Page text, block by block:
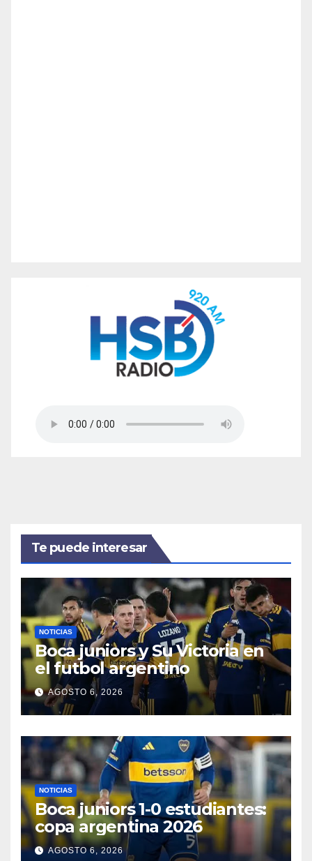
Te puede interesar
NOTICIAS
Boca juniors y Su Victoria en
el futbol argentino
AGOSTO 6, 2026
NOTICIAS
Boca juniors 1-0 estudiantes:
copa argentina 2026
AGOSTO 6, 2026